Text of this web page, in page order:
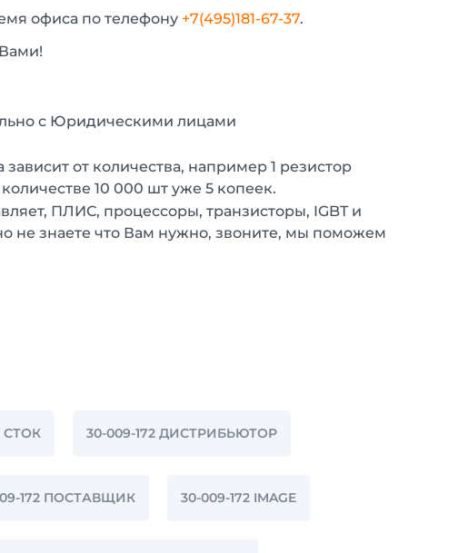
офиса по телефону +7(495)181-67-37.
с Юридическими лицами
от количества, например 1 резистор
10 000 шт уже 5 копеек.
ПЛИС, процессоры, транзисторы, IGBT и
не знаете что Вам нужно, звоните, мы поможем
СТОК 30-009-172 ДИСТРИБЬЮТОР
172 ПОСТАВЩИК 30-009-172 IMAGE